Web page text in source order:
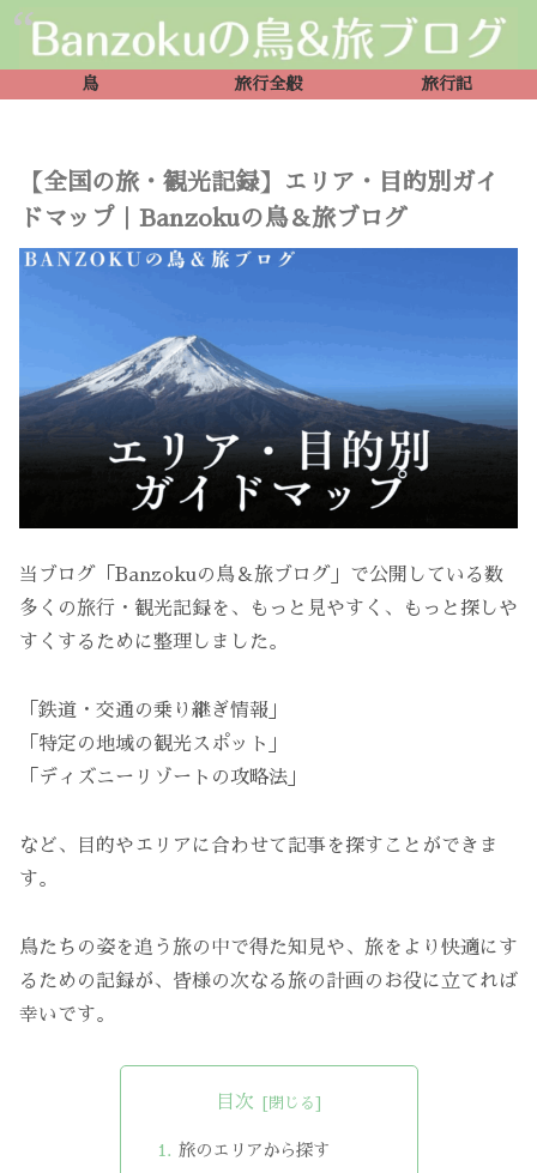
鳥 旅行全般 旅行記
【全国の旅・観光記録】エリア・目的別ガイ
ドマップ｜Banzokuの鳥＆旅ブログ
当ブログ「Banzokuの鳥＆旅ブログ」で公開している数
多くの旅行・観光記録を、もっと見やすく、もっと探しや
すくするために整理しました。
「鉄道・交通の乗り継ぎ情報」
「特定の地域の観光スポット」
「ディズニーリゾートの攻略法」
など、目的やエリアに合わせて記事を探すことができま
す。
鳥たちの姿を追う旅の中で得た知見や、旅をより快適にす
るための記録が、皆様の次なる旅の計画のお役に立てれば
幸いです。
目次
旅のエリアから探す